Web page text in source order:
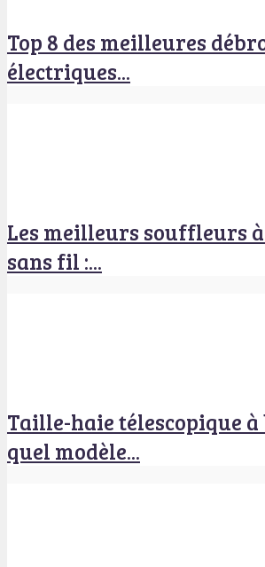
Top 8 des meilleures
électriques...
Les meilleurs souffleurs
sans fil :...
Taille-haie télescopique
quel modèle...